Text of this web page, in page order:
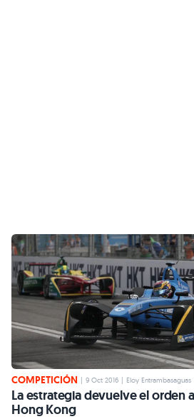
COMPETICIÓN | 9 Oct 2016 | Eloy Entrambasaguas
La estrategia devuelve el orden
Hong Kong